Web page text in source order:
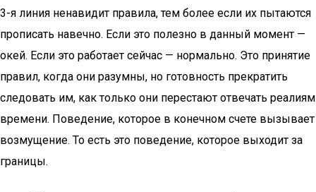
3-я линия ненавидит правила, тем более если их пытаются
прописать навечно. Если это полезно в данный момент —
окей. Если это работает сейчас — нормально. Это принятие
правил, когда они разумны, но готовность прекратить
следовать им, как только они перестают отвечать реалиям
времени. Поведение, которое в конечном счете вызывает
возмущение. То есть это поведение, которое выходит за
границы.